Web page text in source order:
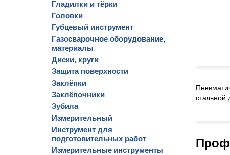
Гладилки и тёрки
Головки
Губцевый инструмент
Газосварочное оборудование,
материалы
Диски, круги
Защита поверхности
Заклёпки
Заклёпочники
Зубила
Измерительный
Инструмент для
подготовительных работ
Измерительные инструменты
стальной